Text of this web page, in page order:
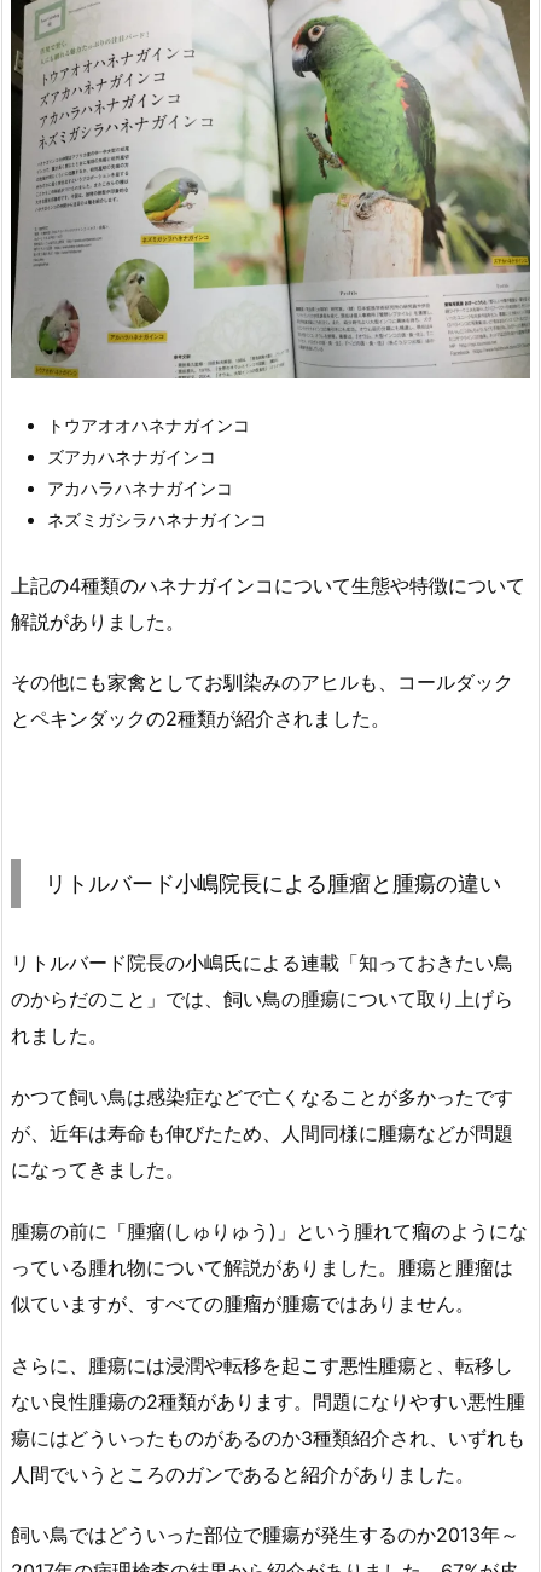
トウアオオハネナガインコ
ズアカハネナガインコ
アカハラハネナガインコ
ネズミガシラハネナガインコ
上記の4種類のハネナガインコについて生態や特徴について
解説がありました。
その他にも家禽としてお馴染みのアヒルも、コールダック
とペキンダックの2種類が紹介されました。
リトルバード小嶋院長による腫瘤と腫瘍の違い
リトルバード院長の小嶋氏による連載「知っておきたい鳥
のからだのこと」では、飼い鳥の腫瘍について取り上げら
れました。
かつて飼い鳥は感染症などで亡くなることが多かったです
が、近年は寿命も伸びたため、人間同様に腫瘍などが問題
になってきました。
腫瘍の前に「腫瘤(しゅりゅう)」という腫れて瘤のようにな
っている腫れ物について解説がありました。腫瘍と腫瘤は
似ていますが、すべての腫瘤が腫瘍ではありません。
さらに、腫瘍には浸潤や転移を起こす悪性腫瘍と、転移し
ない良性腫瘍の2種類があります。問題になりやすい悪性腫
瘍にはどういったものがあるのか3種類紹介され、いずれも
人間でいうところのガンであると紹介がありました。
飼い鳥ではどういった部位で腫瘍が発生するのか2013年～